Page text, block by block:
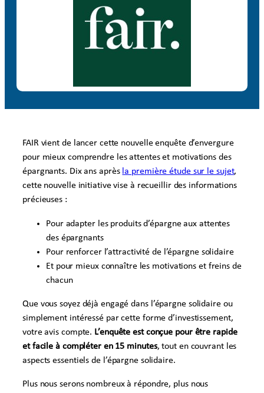
FAIR vient de lancer cette nouvelle enquête d’envergure
pour mieux comprendre les attentes et motivations des
épargnants. Dix ans après la première étude sur le sujet,
cette nouvelle initiative vise à recueillir des informations
précieuses :
Pour adapter les produits d’épargne aux attentes
des épargnants
Pour renforcer l’attractivité de l’épargne solidaire
Et pour mieux connaître les motivations et freins de
chacun
Que vous soyez déjà engagé dans l’épargne solidaire ou
simplement intéressé par cette forme d’investissement,
votre avis compte. L’enquête est conçue pour être rapide
et facile à compléter en 15 minutes, tout en couvrant les
aspects essentiels de l’épargne solidaire.
Plus nous serons nombreux à répondre, plus nous